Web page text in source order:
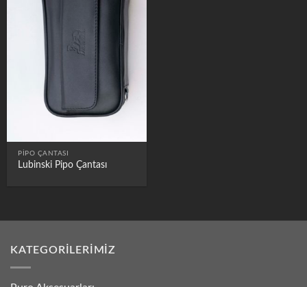
PIPO ÇANTASI
Lubinski Pipo Çantası
KATEGORILERIMIZ